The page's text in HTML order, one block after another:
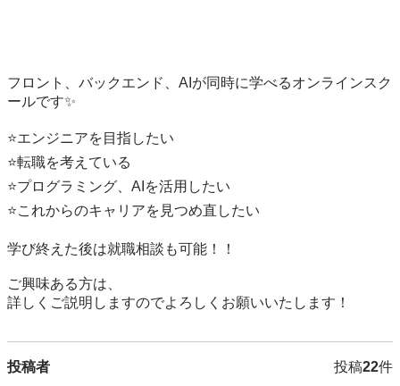
フロント、バックエンド、AIが同時に学べるオンラインスク
ールです✨
⭐️エンジニアを目指したい
⭐️転職を考えている
⭐️プログラミング、AIを活用したい
⭐️これからのキャリアを見つめ直したい
学び終えた後は就職相談も可能！！
ご興味ある方は、
詳しくご説明しますのでよろしくお願いいたします！
投稿者 投稿22件